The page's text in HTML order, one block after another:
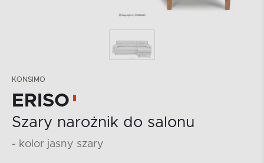
KONSIMO
ERISO
Szary narożnik do salonu
- kolor jasny szary